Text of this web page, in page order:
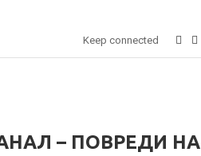
Keep connected
– ПОВРЕДИ НА